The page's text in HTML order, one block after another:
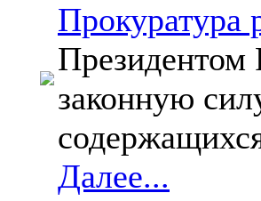
Прокуратура
Президентом
законную
Далее...